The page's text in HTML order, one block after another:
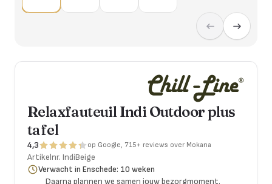
Relaxfauteuil Indi Outdoor plus
tafel
4,3 op Google, 715+ reviews over Mokana
Artikelnr. IndiBeige
Verwacht in Enschede: 10 weken
Daarna plannen we samen jouw bezorgmoment.